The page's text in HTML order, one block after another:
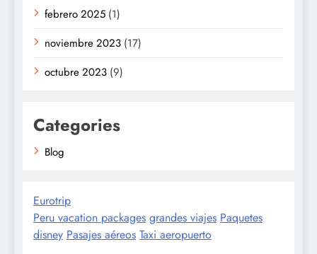
febrero 2025 (1)
noviembre 2023 (17)
octubre 2023 (9)
Categories
Blog
Eurotrip
Peru vacation packages grandes viajes Paquetes
disney Pasajes aéreos Taxi aeropuerto